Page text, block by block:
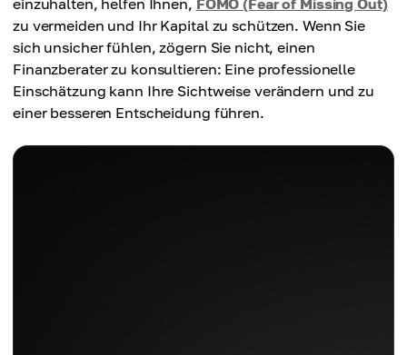
einzuhalten, helfen Ihnen, FOMO (Fear of Missing Out)
zu vermeiden und Ihr Kapital zu schützen. Wenn Sie
sich unsicher fühlen, zögern Sie nicht, einen
Finanzberater zu konsultieren: Eine professionelle
Einschätzung kann Ihre Sichtweise verändern und zu
einer besseren Entscheidung führen.